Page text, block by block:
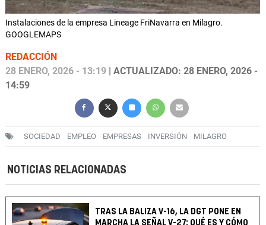
Instalaciones de la empresa Lineage FriNavarra en Milagro.
GOOGLEMAPS
REDACCIÓN
28 ENERO, 2026 - 13:19 | ACTUALIZADO: 28 ENERO, 2026 -
14:59
SOCIEDAD EMPLEO EMPRESAS INVERSIÓN MILAGRO
NOTICIAS RELACIONADAS
TRAS LA BALIZA V-16, LA DGT PONE EN
MARCHA LA SEÑAL V-27: QUÉ ES Y CÓMO